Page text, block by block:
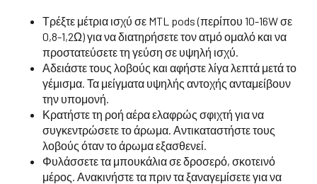
Τρέξτε μέτρια ισχύ σε MTL pods (περίπου 10-16W σε
0,8-1,2Ω) για να διατηρήσετε τον ατμό ομαλό και να
προστατεύσετε τη γεύση σε υψηλή ισχύ.
Αδειάστε τους λοβούς και αφήστε λίγα λεπτά μετά το
γέμισμα. Τα μείγματα υψηλής αντοχής ανταμείβουν
την υπομονή.
Κρατήστε τη ροή αέρα ελαφρώς σφιχτή για να
συγκεντρώσετε το άρωμα. Αντικαταστήστε τους
λοβούς όταν το άρωμα εξασθενεί.
Φυλάσσετε τα μπουκάλια σε δροσερό, σκοτεινό
μέρος. Ανακινήστε τα πριν τα ξαναγεμίσετε για να